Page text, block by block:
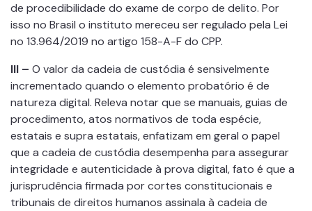
de procedibilidade do exame de corpo de delito. Por
isso no Brasil o instituto mereceu ser regulado pela Lei
no 13.964/2019 no artigo 158-A-F do CPP.
III – O valor da cadeia de custódia é sensivelmente
incrementado quando o elemento probatório é de
natureza digital. Releva notar que se manuais, guias de
procedimento, atos normativos de toda espécie,
estatais e supra estatais, enfatizam em geral o papel
que a cadeia de custódia desempenha para assegurar
integridade e autenticidade à prova digital, fato é que a
jurisprudência firmada por cortes constitucionais e
tribunais de direitos humanos assinala à cadeia de